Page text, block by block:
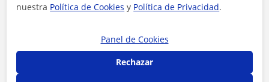
Contactar ahora
nuestra Política de Cookies y Política de Privacidad.
Panel de Cookies
Rechazar